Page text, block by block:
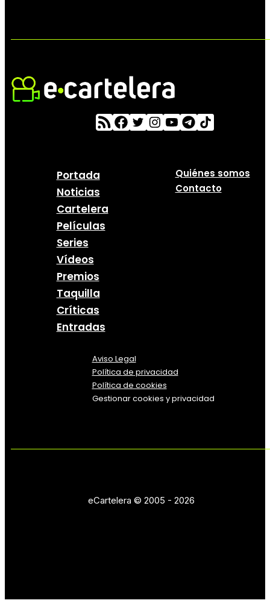
Portada
Noticias
Cartelera
Películas
Series
Vídeos
Premios
Taquilla
Críticas
Entradas
Quiénes somos
Contacto
Aviso Legal
Política de privacidad
Política de cookies
Gestionar cookies y privacidad
eCartelera © 2005 - 2026